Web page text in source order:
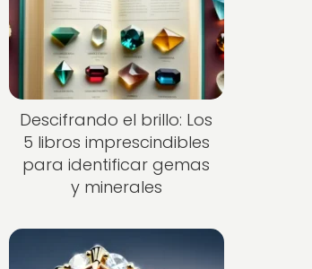
Descifrando el brillo: Los
5 libros imprescindibles
para identificar gemas
y minerales